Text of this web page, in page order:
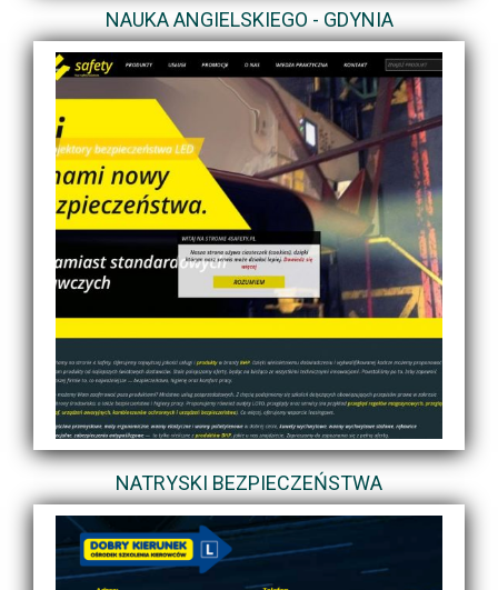
NAUKA ANGIELSKIEGO - GDYNIA
NATRYSKI BEZPIECZEŃSTWA